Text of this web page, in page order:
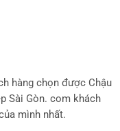
hàng chọn được Chậu
Sài Gòn. com khách
mình nhất.